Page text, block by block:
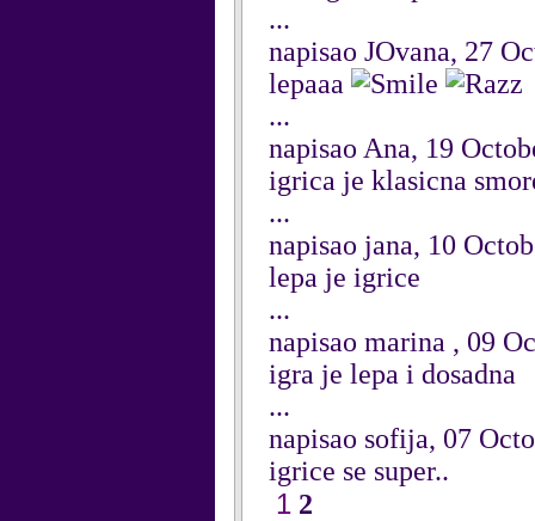
...
napisao JOvana, 27
lepaaa
...
napisao Ana, 19
igrica je klasicna
...
napisao jana, 10
lepa je igrice
...
napisao marina , 09
igra je lepa i dosadna
...
napisao sofija, 07
igrice se super..
1 2